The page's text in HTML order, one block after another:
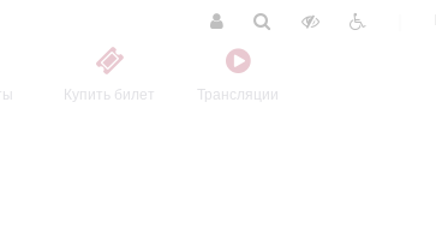
Купить билет Трансляции